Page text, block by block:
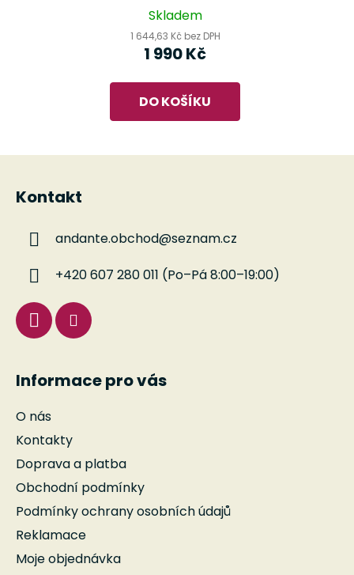
TBB Pack (modrá)
Skladem
1 644,63 Kč bez DPH
1 990 Kč
DO KOŠÍKU
Kontakt
andante.obchod@seznam.cz
+420 607 280 011 (Po–Pá 8:00–19:00)
Informace pro vás
O nás
Kontakty
Doprava a platba
Obchodní podmínky
Podmínky ochrany osobních údajů
Reklamace
Moje objednávka